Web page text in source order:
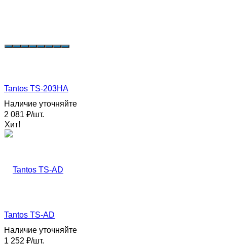
Tantos TS-203HA
Наличие уточняйте
2 081 ₽/шт.
Хит!
Tantos TS-AD
Наличие уточняйте
1 252 ₽/шт.